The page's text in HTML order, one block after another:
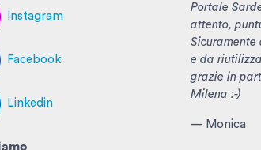
Instagram
Facebook
Linkedin
Portale
attento,
e da
grazie in
Milena :-)
— Monica